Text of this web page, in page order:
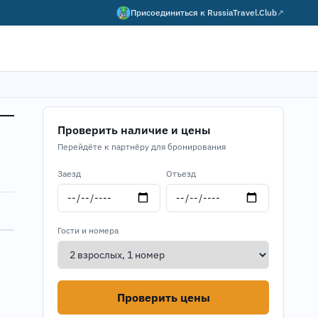
Присоединиться к RussiaTravel.Club↗
Проверить наличие и цены
Перейдёте к партнёру для бронирования
Заезд Отъезд
Гости и номера
Проверить цены